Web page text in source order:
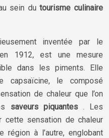
sein dutourisme culinaire
inventée par le
1912, est une mesure
dans les piments. Elle
capsaïcine, le composé
de chaleur que l’on
saveurs piquantes . Les
sensation de chaleur
région à l’autre, englobant